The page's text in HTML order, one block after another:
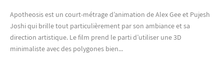
Apotheosis est un court-métrage d’animation de Alex Gee et Pujesh
Joshi qui brille tout particulièrement par son ambiance et sa
direction artistique. Le film prend le parti d’utiliser une 3D
minimaliste avec des polygones bien...